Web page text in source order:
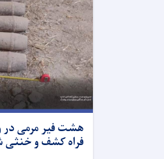
هشت فیر مرمی در
فراه کشف و